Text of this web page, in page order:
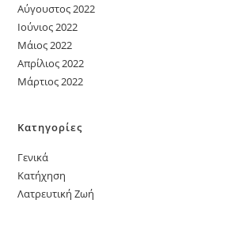
Αύγουστος 2022
Ιούνιος 2022
Μάιος 2022
Απρίλιος 2022
Μάρτιος 2022
Κατηγορίες
Γενικά
Κατήχηση
Λατρευτική Ζωή